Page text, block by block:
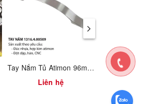
Tay Nắm Tủ Atimon 96mm 1316.4.00509
Liên hệ